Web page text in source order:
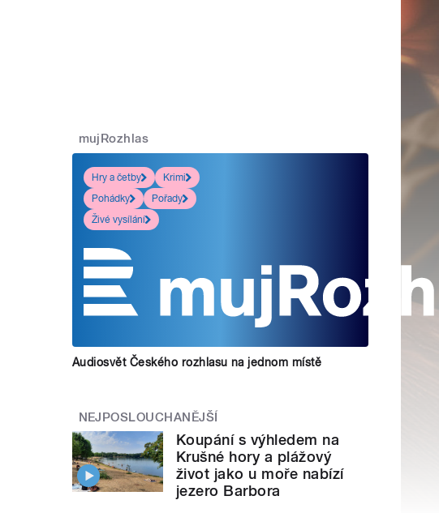
mujRozhlas
Hry a četby
Krimi
Pohádky
Pořady
Živé vysílání
Audiosvět Českého rozhlasu na jednom místě
NEJPOSLOUCHANĚJŠÍ
Koupání s výhledem na
Krušné hory a plážový
život jako u moře nabízí
jezero Barbora